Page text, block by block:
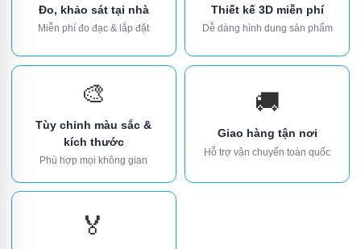
Đo, khảo sát tại nhà
Miễn phí đo đạc & lắp đặt
Thiết kế 3D miễn phí
Dễ dàng hình dung sản phẩm
🎨
Tùy chỉnh màu sắc &
kích thước
Phù hợp mọi không gian
🚚
Giao hàng tận nơi
Hỗ trợ vận chuyển toàn quốc
🏅